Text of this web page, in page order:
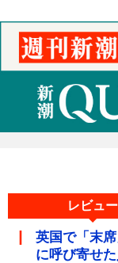
レビュー
英国で「末
に呼び寄せ